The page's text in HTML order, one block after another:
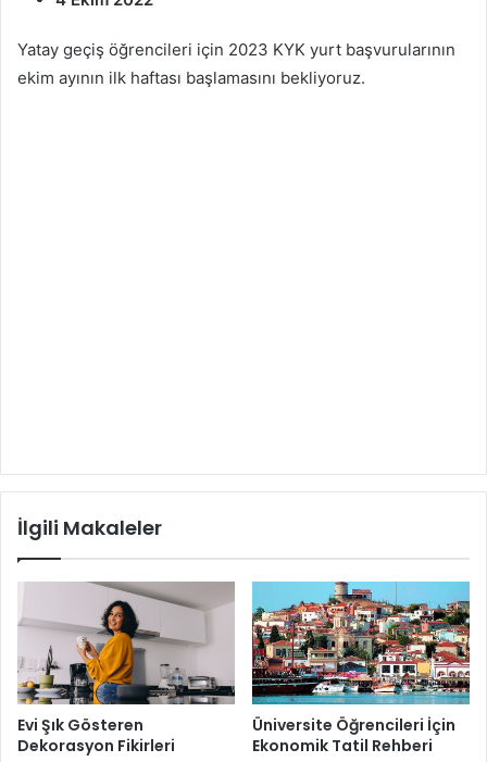
Yatay geçiş öğrencileri için 2023 KYK yurt başvurularının
ekim ayının ilk haftası başlamasını bekliyoruz.
İlgili Makaleler
Evi Şık Gösteren
Dekorasyon Fikirleri
Üniversite Öğrencileri İçin
Ekonomik Tatil Rehberi